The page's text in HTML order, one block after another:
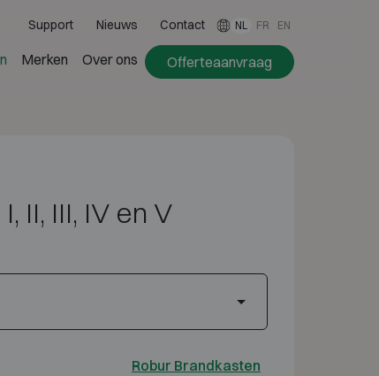
Support Nieuws Contact NL FR EN
Merken Over ons Offerteaanvraag
II, III, IV en V
Robur Brandkasten